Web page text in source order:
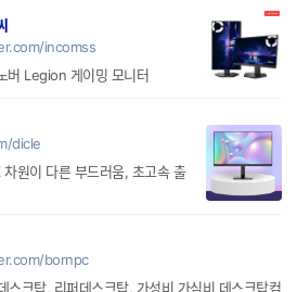
incomss
버 Legion 게이밍 모니터
dicle
원이 다른 부드러움, 초고속 출
bornpc
스크탑, 리퍼데스크탑, 가성비 가심비 데스크탑컴